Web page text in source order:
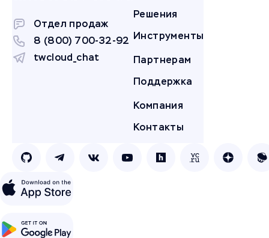
Отдел продаж
8 (800) 700-32-92
twcloud_chat
Решения
Инструменты
Партнерам
Поддержка
Компания
Контакты